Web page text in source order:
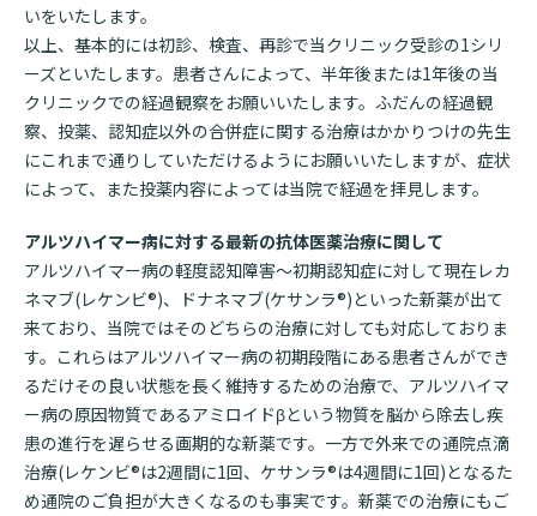
いをいたします。
以上、基本的には初診、検査、再診で当クリニック受診の1シリ
ーズといたします。患者さんによって、半年後または1年後の当
クリニックでの経過観察をお願いいたします。ふだんの経過観
察、投薬、認知症以外の合併症に関する治療はかかりつけの先生
にこれまで通りしていただけるようにお願いいたしますが、症状
によって、また投薬内容によっては当院で経過を拝見します。
アルツハイマー病に対する最新の抗体医薬治療に関して
アルツハイマー病の軽度認知障害～初期認知症に対して現在レカ
ネマブ(レケンビ®)、ドナネマブ(ケサンラ®)といった新薬が出て
来ており、当院ではそのどちらの治療に対しても対応しておりま
す。これらはアルツハイマー病の初期段階にある患者さんができ
るだけその良い状態を長く維持するための治療で、アルツハイマ
ー病の原因物質であるアミロイドβという物質を脳から除去し疾
患の進行を遅らせる画期的な新薬です。一方で外来での通院点滴
治療(レケンビ®は2週間に1回、ケサンラ®は4週間に1回)となるた
め通院のご負担が大きくなるのも事実です。新薬での治療にもご